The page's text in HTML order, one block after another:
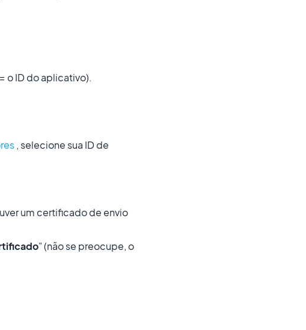
o ID do aplicativo).
, selecione sua ID de
um certificado de envio
" (não se preocupe, o